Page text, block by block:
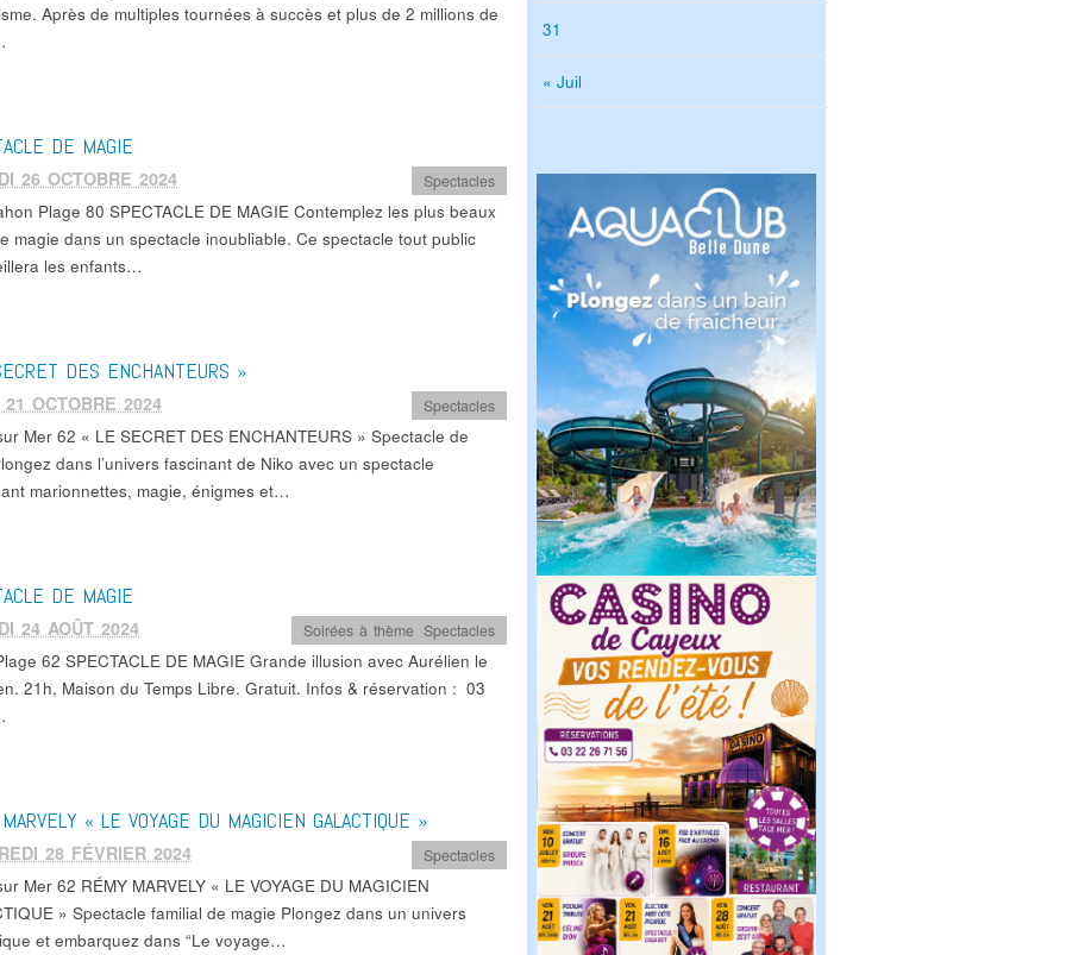
Après de multiples tournées à succès et plus de 2 millions de
DE MAGIE
26 OCTOBRE 2024 Spectacles
Plage 80 SPECTACLE DE MAGIE Contemplez les plus beaux
magie dans un spectacle inoubliable. Ce spectacle tout public
les enfants…
DES ENCHANTEURS »
21 OCTOBRE 2024 Spectacles
Mer 62 « LE SECRET DES ENCHANTEURS » Spectacle de
dans l’univers fascinant de Niko avec un spectacle
marionnettes, magie, énigmes et…
DE MAGIE
24 AOÛT 2024 Soirées à thème ,Spectacles
62 SPECTACLE DE MAGIE Grande illusion avec Aurélien le
21h, Maison du Temps Libre. Gratuit. Infos & réservation : 03
« LE VOYAGE DU MAGICIEN GALACTIQUE »
28 FÉVRIER 2024 Spectacles
Mer 62 RÉMY MARVELY « LE VOYAGE DU MAGICIEN
» Spectacle familial de magie Plongez dans un univers
et embarquez dans “Le voyage…
« Juil
31